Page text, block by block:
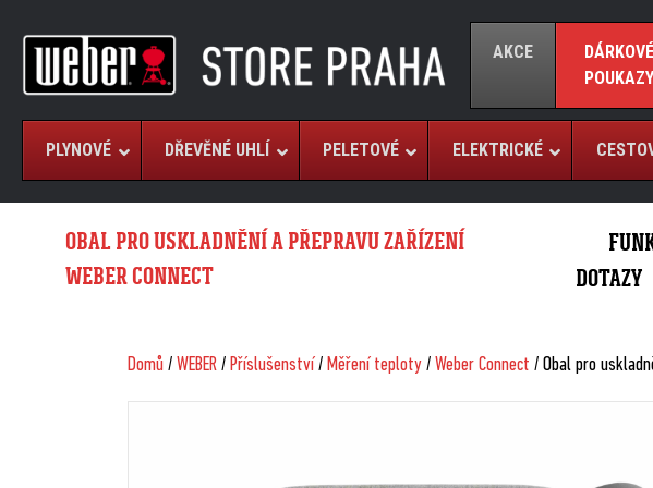
AKCE
DÁRKOVÉ
POUKAZY
PLYNOVÉ DŘEVĚNÉ UHLÍ PELETOVÉ ELEKTRICKÉ
OBAL PRO USKLADNĚNÍ A PŘEPRAVU ZAŘÍZENÍ
WEBER CONNECT
DOTAZY
Domů/ WEBER/ Příslušenství/ Měření teploty/ Weber Connect / Obal pro